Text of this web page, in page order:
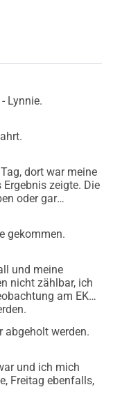
Lynnie.
dort war meine
zeigte. Die
oder gar
gekommen.
und meine
nicht zählbar, ich
am EKG
abgeholt werden.
und ich mich
Freitag ebenfalls,